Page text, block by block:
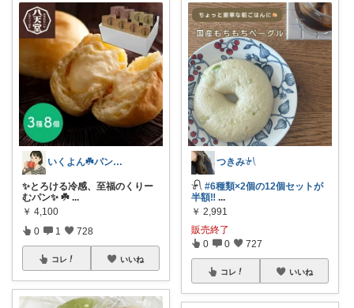
いくよん☘️パンのある暮らし✨
✨とろける冷感、至福のくりー
むパン✨ ☘️ ...
￥ 4,100
0 1 728
コレ いいね
つきみ𓍯
𓍯 #6種類×2個の12個セットが
半額‼︎ ...
￥ 2,991
販売終了
0 0 727
コレ いいね